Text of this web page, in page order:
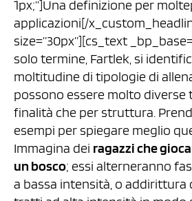
1px;”]Una definizione per
applicazioni[/
size=”30px”][cs_text
solo termine, Fartlek, si
moltitudine di tipologie di
possono essere molto diverse
finalità che per struttura.
esempi per spiegare meglio
Immagina dei ragazzi che
un bosco; essi alterneranno
a bassa intensità, o addirittura